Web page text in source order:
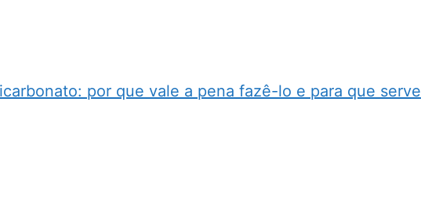
por que vale a pena fazê-lo e para que serve